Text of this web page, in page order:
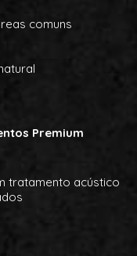
comuns
Premium
tratamento acústico